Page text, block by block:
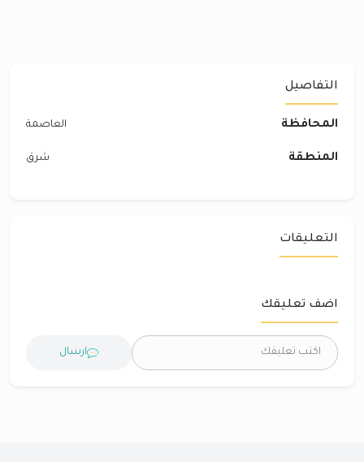
التفاصيل
المحافظة العاصمة
المنطقة شرق‎
التعليقات
اضف تعليقك
ارسال